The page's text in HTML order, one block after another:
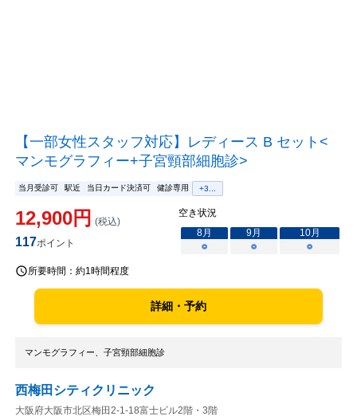
【一部女性スタッフ対応】レディース B セット<
マンモグラフィー+子宮頸部細胞診>
当月受診可 駅近 当日カード決済可 健診専用 +3...
12,900円 (税込)
117ポイント
空き状況
8月 9月 10月
○
○ ○
所要時間： 約1時間程度
詳細・予約
マンモグラフィー、子宮頸部細胞診
西梅田シティクリニック
大阪府大阪市北区梅田2-1-18富士ビル2階・3階